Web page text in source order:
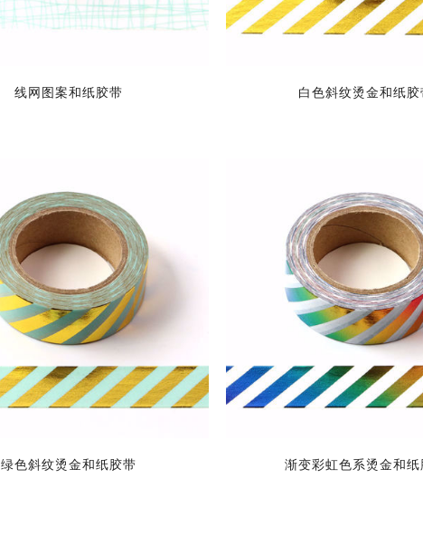
线网图案和纸胶带 白色斜纹烫金和纸
绿色斜纹烫金和纸胶带 渐变彩虹色系烫金和